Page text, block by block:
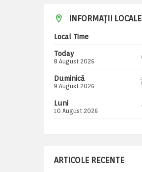
INFORMAȚII LOCALE
Local Time
Today
8 August 2026
Duminică
9 August 2026
Luni
10 August 2026
ARTICOLE RECENTE